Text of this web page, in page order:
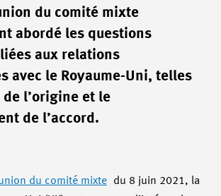
du comité mixte
abordé les questions
aux relations
avec le Royaume-Uni, telles
de l’origine et le
de l’accord.
du comité mixte
du 8 juin 2021, la